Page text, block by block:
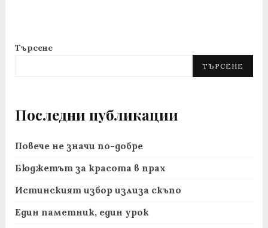
Търсене
ТЪРСЕНЕ
Последни публикации
Повече не значи по-добре
Бюджетът за красота в прах
Истинският избор излиза скъпо
Един паметник, един урок